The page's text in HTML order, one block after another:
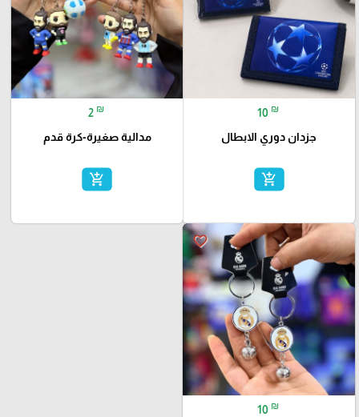
10 ₪
جزدان دوري الابطال
add_shopping_cart
2 ₪
مدالية صغيرة-كرة قدم
add_shopping_cart
favorite_border
10 ₪